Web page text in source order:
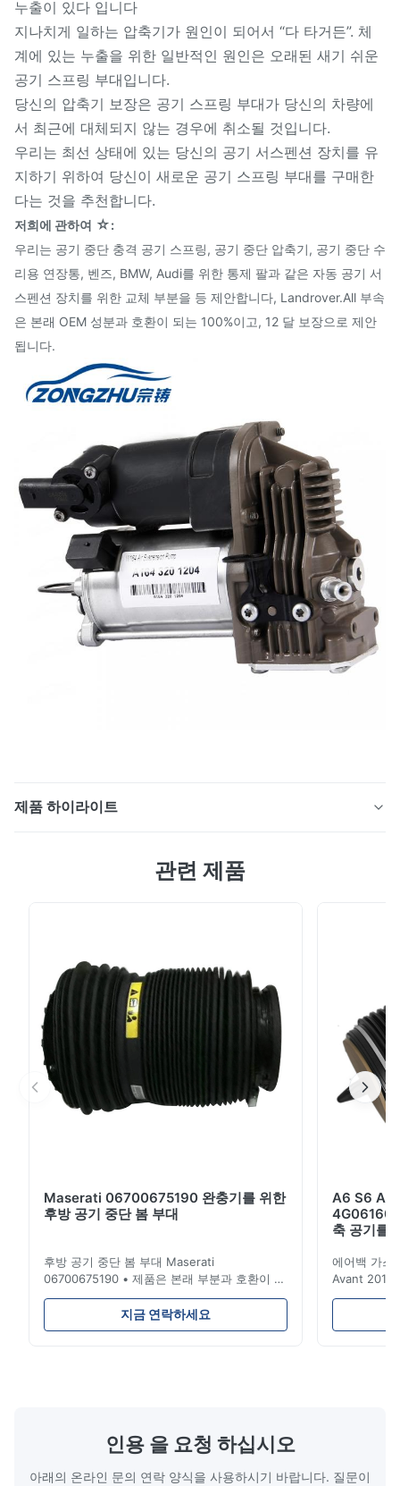
누출이 있다 입니다
지나치게 일하는 압축기가 원인이 되어서 “다 타거든”. 체
계에 있는 누출을 위한 일반적인 원인은 오래된 새기 쉬운
공기 스프링 부대입니다.
당신의 압축기 보장은 공기 스프링 부대가 당신의 차량에
서 최근에 대체되지 않는 경우에 취소될 것입니다.
우리는 최선 상태에 있는 당신의 공기 서스펜션 장치를 유
지하기 위하여 당신이 새로운 공기 스프링 부대를 구매한
다는 것을 추천합니다.
저희에 관하여 ☆:
우리는 공기 중단 충격 공기 스프링, 공기 중단 압축기, 공기 중단 수
리용 연장통, 벤즈, BMW, Audi를 위한 통제 팔과 같은 자동 공기 서
스펜션 장치를 위한 교체 부분을 등 제안합니다, Landrover.All 부속
은 본래 OEM 성분과 호환이 되는 100%이고, 12 달 보장으로 제안
됩니다.
제품 하이라이트
A1643201204 ☆ 상세한 설명: 벤즈 W164 ML300 350를
A1643200304/A1643200304
A1643200504/A1643200504
A1643200904/A1643200904 ☆ 신청: 벤즈 W164
ML300 350를 위해 400 500 GL450 500 550 2005-
2010년 ...
관련 제품
Maserati 06700675190 완충기를 위한
후방 공기 중단 봄 부대
후방 공기 중단 봄 부대 Maserati
06700675190 • 제품은 본래 부분과 호환이 되
는 100%입니다. 제품: 공기 스프링 & 에어백
OEM 아니오: 06700675190 모형 아니오:
06700675190 위치: 후방 제품 상태: 브랜드 뉴
지금 연락하세요
A6 S6 A7
축 공기를
에어백 가스
Avant 2011
링 / 에어백
인용 을 요청 하십시오
아래의 온라인 문의 연락 양식을 사용하시기 바랍니다. 질문이